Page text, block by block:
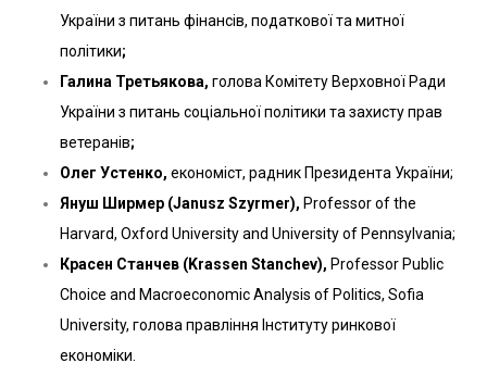
України з питань фінансів, податкової та митної
політики;
Галина Третьякова, голова Комітету Верховної Ради
України з питань соціальної політики та захисту прав
ветеранів;
Олег Устенко, економіст, радник Президента України;
Януш Ширмер (Janusz Szyrmer), Professor of the
Harvard, Oxford University and University of Pennsylvania;
Красен Станчев (Krassen Stanchev), Professor Public
Choice and Macroeconomic Analysis of Politics, Sofia
University, голова правління Інституту ринкової
економіки.